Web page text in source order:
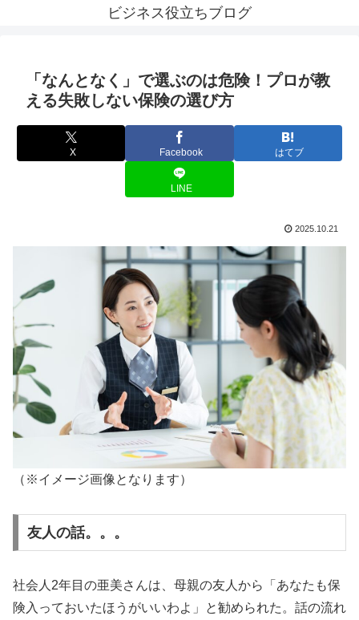
ビジネス役立ちブログ
「なんとなく」で選ぶのは危険！プロが教
える失敗しない保険の選び方
X Facebook はてブ
LINE
2025.10.21
（※イメージ画像となります）
友人の話。。。
社会人2年目の亜美さんは、母親の友人から「あなたも保
険入っておいたほうがいいわよ」と勧められた。話の流れ